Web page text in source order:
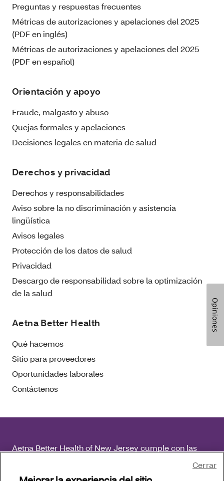
Preguntas y respuestas frecuentes
Métricas de autorizaciones y apelaciones del 2025
(PDF en inglés)
Métricas de autorizaciones y apelaciones del 2025
(PDF en español)
Orientación y apoyo
Fraude, malgasto y abuso
Quejas formales y apelaciones
Decisiones legales en materia de salud
Derechos y privacidad
Derechos y responsabilidades
Aviso sobre la no discriminación y asistencia
lingüística
Avisos legales
Protección de los datos de salud
Privacidad
Descargo de responsabilidad sobre la optimización
de la salud
Aetna Better Health
Qué hacemos
Sitio para proveedores
Oportunidades laborales
Contáctenos
Aetna Better Health of New Jersey cumple con las
leyes federales de derechos civiles aplicables y no
discrimina por motivos de raza, color, nacionalidad,
Cerrar
Opiniones